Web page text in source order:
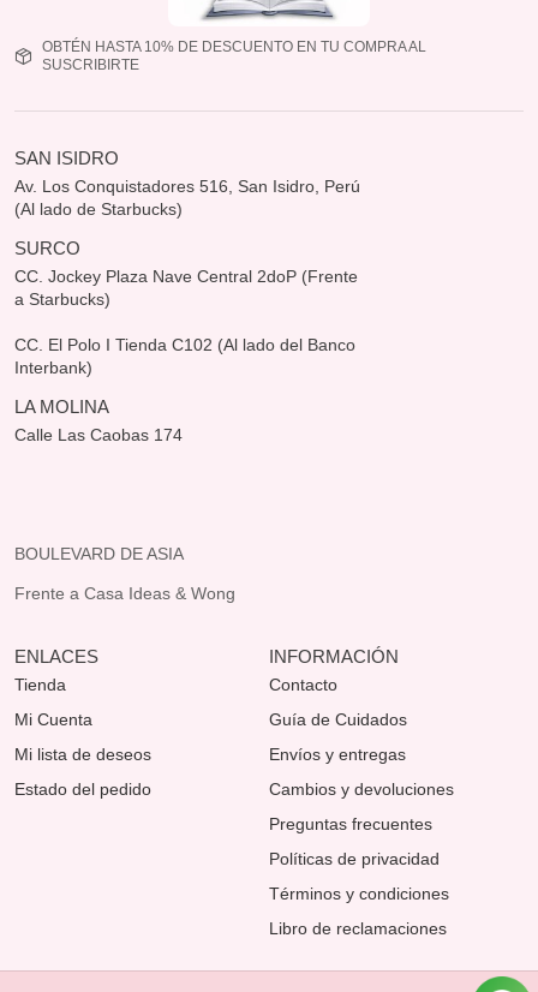
OBTÉN HASTA 10% DE DESCUENTO EN TU COMPRA AL
SUSCRIBIRTE
SAN ISIDRO
Av. Los Conquistadores 516, San Isidro, Perú
(Al lado de Starbucks)
SURCO
CC. Jockey Plaza Nave Central 2doP (Frente
a Starbucks)
CC. El Polo I Tienda C102 (Al lado del Banco
Interbank)
LA MOLINA
Calle Las Caobas 174
BOULEVARD DE ASIA
Frente a Casa Ideas & Wong
ENLACES
Tienda
Mi Cuenta
Mi lista de deseos
Estado del pedido
INFORMACIÓN
Contacto
Guía de Cuidados
Envíos y entregas
Cambios y devoluciones
Preguntas frecuentes
Políticas de privacidad
Términos y condiciones
Libro de reclamaciones